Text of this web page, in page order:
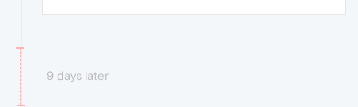
9 days later